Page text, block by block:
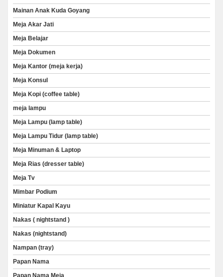
Mainan Anak Kuda Goyang
Meja Akar Jati
Meja Belajar
Meja Dokumen
Meja Kantor (meja kerja)
Meja Konsul
Meja Kopi (coffee table)
meja lampu
Meja Lampu (lamp table)
Meja Lampu Tidur (lamp table)
Meja Minuman & Laptop
Meja Rias (dresser table)
Meja Tv
Mimbar Podium
Miniatur Kapal Kayu
Nakas ( nightstand )
Nakas (nightstand)
Nampan (tray)
Papan Nama
Papan Nama Meja